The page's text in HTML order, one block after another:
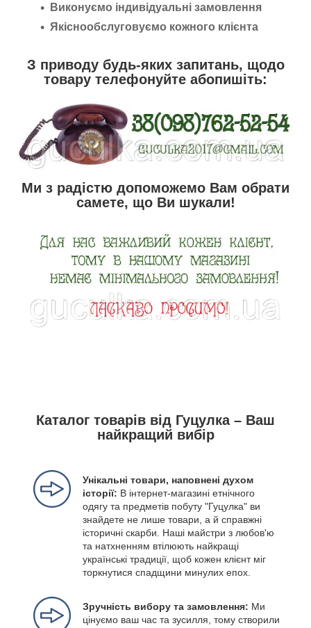
Виконуємо індивідуальні замовлення
Якіснообслуговуємо кожного клієнта
З приводу будь-яких запитань, щодо
товару телефонуйте абопишіть:
Ми з радістю допоможемо Вам обрати
самете, що Ви шукали!
Каталог товарів від Гуцулка – Ваш
найкращий вибір
Унікальні товари, наповнені духом
історії: В інтернет-магазині етнічного
одягу та предметів побуту "Гуцулка" ви
знайдете не лише товари, а й справжні
історичні скарби. Наші майстри з любов'ю
та натхненням втілюють найкращі
українські традиції, щоб кожен клієнт міг
торкнутися спадщини минулих епох.
Зручність вибору та замовлення: Ми
цінуємо ваш час та зусилля, тому створили